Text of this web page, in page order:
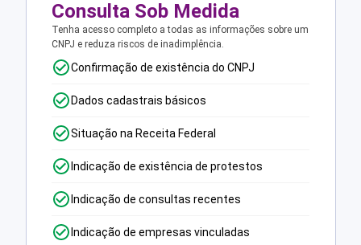
Consulta Sob Medida
Tenha acesso completo a todas as informações sobre um
CNPJ e reduza riscos de inadimplência.
Confirmação de existência do CNPJ
Dados cadastrais básicos
Situação na Receita Federal
Indicação de existência de protestos
Indicação de consultas recentes
Indicação de empresas vinculadas